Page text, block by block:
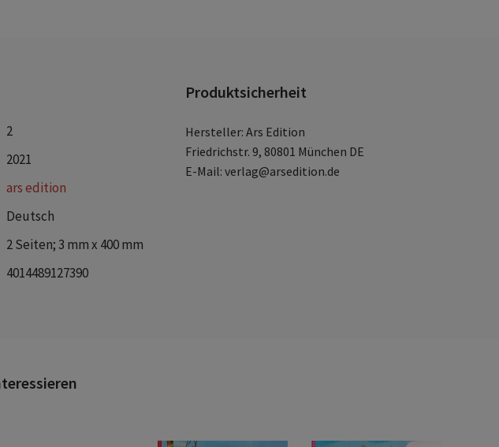
problemlos auswechseln
2
2021
ars edition
Deutsch
2 Seiten; 3 mm x 400 mm
4014489127390
Produktsicherheit
Hersteller: Ars Edition
Friedrichstr. 9, 80801 München DE
E-Mail: verlag@arsedition.de